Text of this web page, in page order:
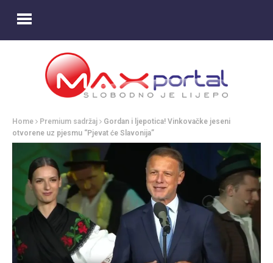
Home Premium sadržaj
Gordan i ljepotica! Vinkovačke jeseni
otvorene uz pjesmu “Pjevat će Slavonija”